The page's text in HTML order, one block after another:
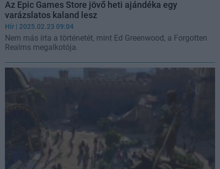
Az Epic Games Store jövő heti ajándéka egy
varázslatos kaland lesz
Hír | 2025.02.23 09:04
Nem más írta a történetét, mint Ed Greenwood, a Forgotten
Realms megalkotója.